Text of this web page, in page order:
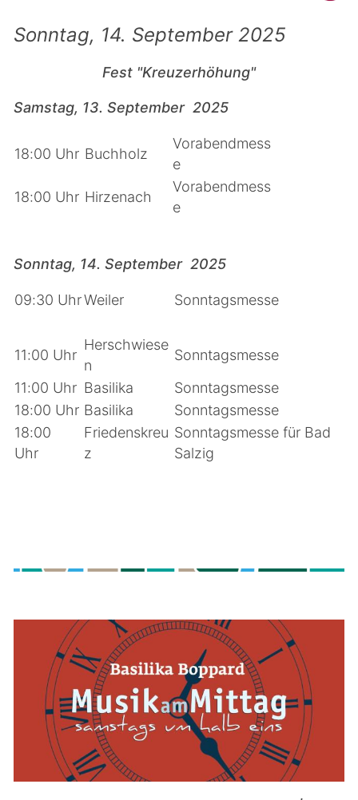
Sonntag, 14. September 2025
Fest "Kreuzerhöhung"
Samstag, 13. September 2025
18:00 Uhr Buchholz
Vorabendmess
e
18:00 Uhr Hirzenach
Vorabendmess
e
Sonntag, 14. September 2025
09:30 UhrWeiler Sonntagsmesse
11:00 Uhr
Herschwiese
n
Sonntagsmesse
11:00 Uhr Basilika
Sonntagsmesse
18:00 Uhr Basilika
Sonntagsmesse
18:00
Uhr
Friedenskreu
z
Sonntagsmesse für Bad
Salzig